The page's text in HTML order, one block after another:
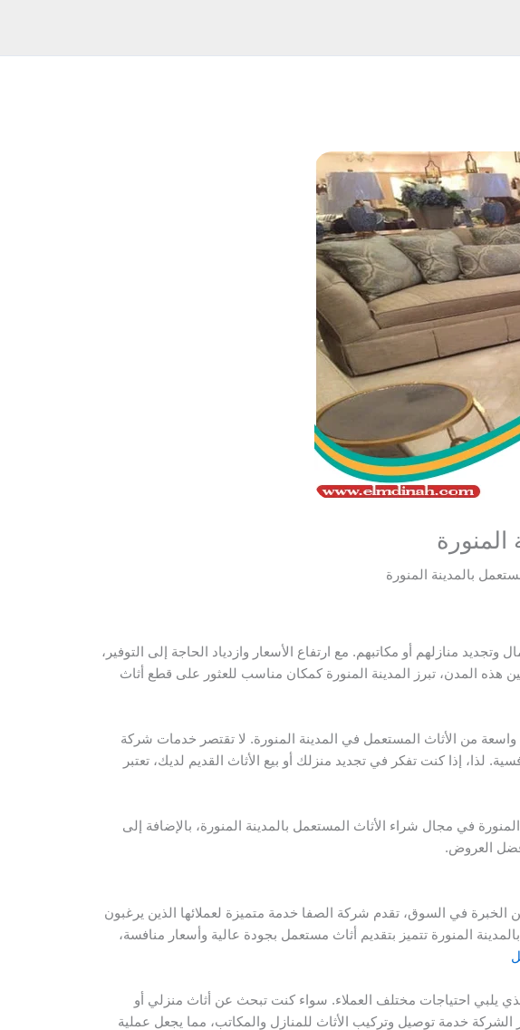
بالمدينة المنورة
منازلهم أو مكاتبهم. مع ارتفاع الأسعار وازدياد الحاجة إلى التوفير،
هذه المدن، تبرز المدينة المنورة كمكان مناسب للعثور على قطع أثاث
من الأثاث المستعمل في المدينة المنورة. لا تقتصر خدمات شركة
لذا، إذا كنت تفكر في تجديد منزلك أو بيع الأثاث القديم لديك، تعتبر
في مجال شراء الأثاث المستعمل بالمدينة المنورة، بالإضافة إلى
العروض.
في السوق، تقدم شركة الصفا خدمة متميزة لعملائها الذين يرغبون
المنورة تتميز بتقديم أثاث مستعمل بجودة عالية وأسعار منافسة،
يلبي احتياجات مختلف العملاء. سواء كنت تبحث عن أثاث منزلي أو
الشركة خدمة توصيل وتركيب الأثاث للمنازل والمكاتب، مما يجعل عملية